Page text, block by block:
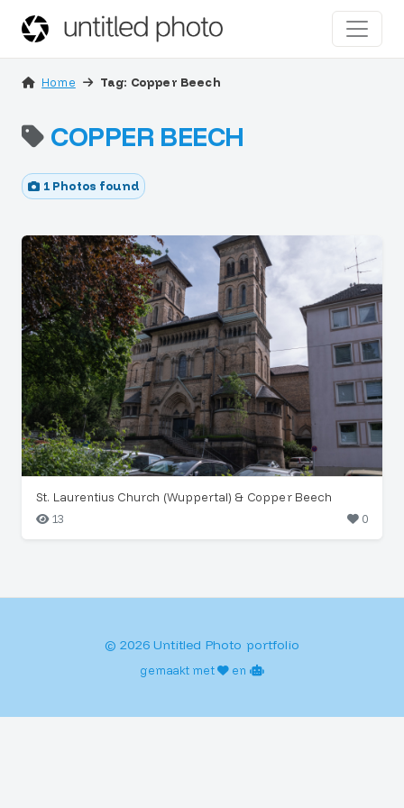
Home Tag: Copper Beech
COPPER BEECH
1 Photos found
St. Laurentius Church (Wuppertal) & Copper Beech
13
0
© 2026 Untitled Photo portfolio
gemaakt met en